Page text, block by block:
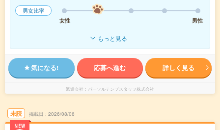
男女比率
女性
男性
もっと見る
気になる! 応募へ進む 詳しく見る
派遣会社 パーソルテンプスタッフ株式会社
未読
NEW
掲載日 2026/08/06